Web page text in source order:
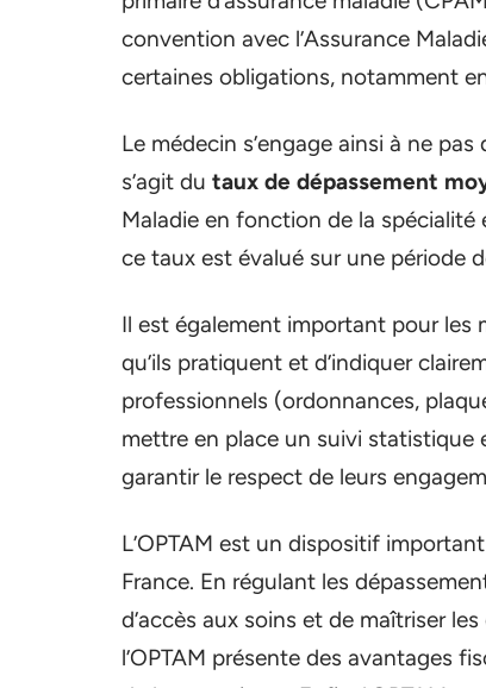
convention avec l’Assurance
certaines obligations, notamment
Le médecin s’engage ainsi à ne
s’agit du taux de dépassement
Maladie en fonction de la
ce taux est évalué sur une période
Il est également important pour les
qu’ils pratiquent et d’indiquer
professionnels (ordonnances,
mettre en place un suivi statistique
garantir le respect de leurs
L’OPTAM est un dispositif
France. En régulant les
d’accès aux soins et de maîtriser
l’OPTAM présente des avantages